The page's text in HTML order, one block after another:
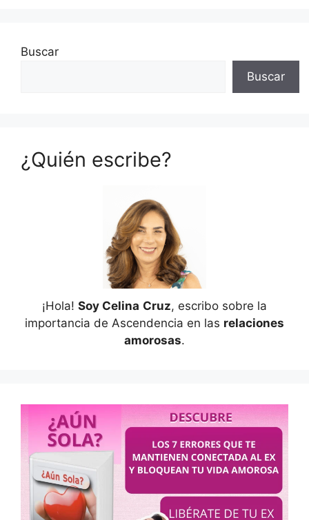
Buscar
Buscar
¿Quién escribe?
¡Hola! Soy Celina Cruz, escribo sobre la
importancia de Ascendencia en las relaciones
amorosas.